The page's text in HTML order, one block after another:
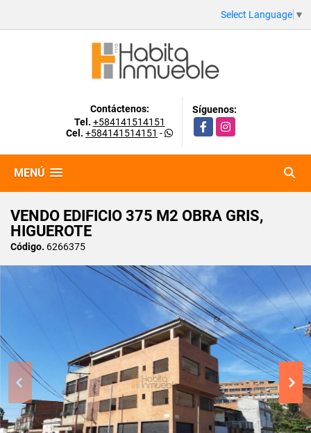
Select Language ▼
Contáctenos:
Tel. +584141514151
Cel. +584141514151 -
Síguenos:
FacebookInstagram
MENÚ
VENDO EDIFICIO 375 M2 OBRA GRIS,
HIGUEROTE
Código. 6266375